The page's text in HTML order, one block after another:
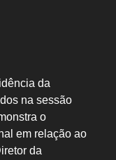
da
na sessão
o
em relação ao
da